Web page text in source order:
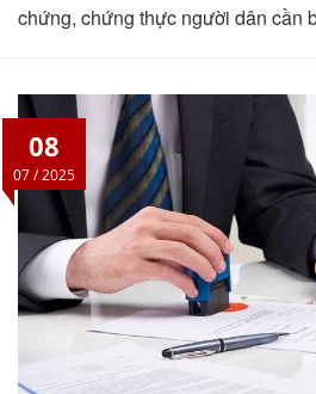
chứng, chứng thực người dân cần
08
07 / 2025